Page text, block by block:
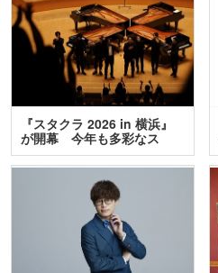
『スタクラ 2026 in 横浜』
が開幕 今年も多彩なス
テ…